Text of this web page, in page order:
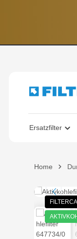
Ersatzfilter
Home
Bildergalerie